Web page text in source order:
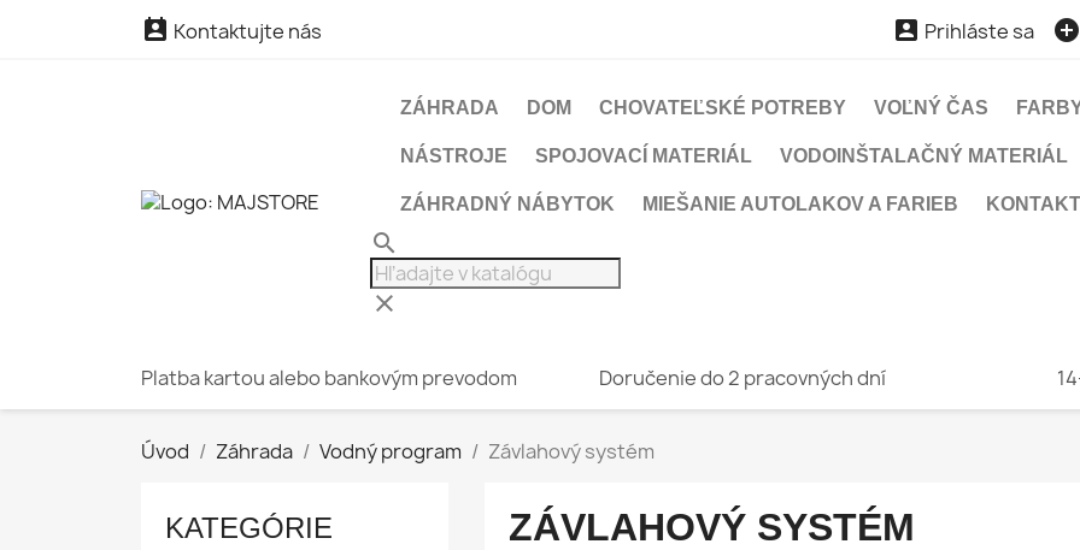
 Kontaktujte nás  Prihláste sa 
ZÁHRADA DOM CHOVATEĽSKÉ POTREBY VOĽNÝ ČAS
NÁSTROJE SPOJOVACÍ MATERIÁL VODOINŠTALAČNÝ MATERIÁL
ZÁHRADNÝ NÁBYTOK MIEŠANIE AUTOLAKOV A FARIEB KONTAKT
search
clear
Platba kartou alebo bankovým prevodom Doručenie do 2 pracovných dní
Úvod Záhrada Vodný program Závlahový systém
KATEGÓRIE ZÁVLAHOVÝ SYSTÉM